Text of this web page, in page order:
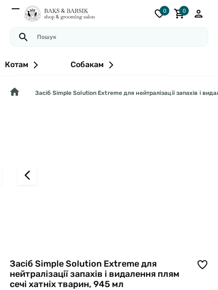
0 0
Котам Собакам
Засіб Simple Solution Extreme для нейтралізації запахів і
Засіб Simple Solution Extreme для
нейтралізації запахів і видалення плям
сечі хатніх тварин, 945 мл